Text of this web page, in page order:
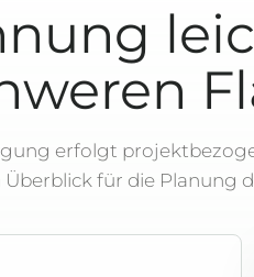
erfolgt
für die Planung